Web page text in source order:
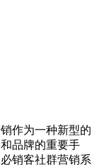
作为一种新型的
品牌的重要手
销客社群营销系